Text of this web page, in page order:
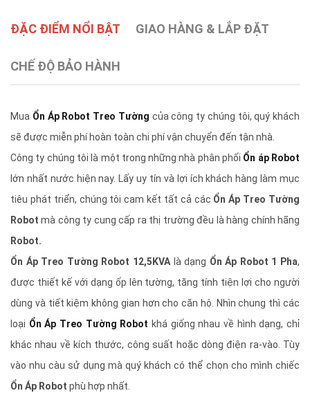
ĐẶC ĐIỂM NỔI BẬT GIAO HÀNG & LẮP ĐẶT
CHẾ ĐỘ BẢO HÀNH
Mua Ổn Áp Robot Treo Tường của công ty chúng tôi, quý khách
sẽ được miễn phí hoàn toàn chi phí vận chuyển đến tận nhà.
Công ty chúng tôi là một trong những nhà phân phối Ổn áp Robot
lớn nhất nước hiện nay. Lấy uy tín và lợi ích khách hàng làm mục
tiêu phát triển, chúng tôi cam kết tất cả các Ổn Áp Treo Tường
Robotmà công ty cung cấp ra thị trường đều là hàng chính hãng
Robot.
Ổn Áp Treo Tường Robot 12,5KVA là dạng Ổn Áp Robot 1 Pha,
được thiết kế với dạng ốp lên tường, tăng tính tiện lợi cho người
dùng và tiết kiệm không gian hơn cho căn hộ. Nhìn chung thì các
loại Ổn Áp Treo Tường Robot khá giống nhau về hình dạng, chỉ
khác nhau về kích thước, công suất hoặc dòng điện ra-vào. Tùy
vào nhu càu sử dụng mà quý khách có thể chọn cho mình chiếc
Ổn Áp Robot phù hợp nhất.